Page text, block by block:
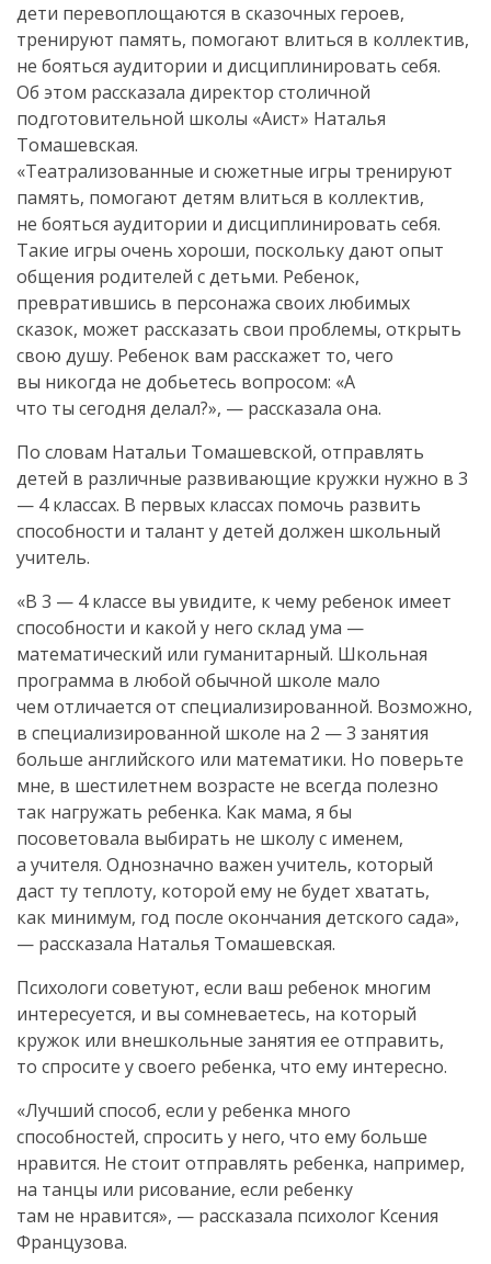
дети перевоплощаются в сказочных героев,
тренируют память, помогают влиться в коллектив,
не бояться аудитории и дисциплинировать себя.
Об этом рассказала директор столичной
подготовительной школы «Аист» Наталья
Томашевская.
«Театрализованные и сюжетные игры тренируют
память, помогают детям влиться в коллектив,
не бояться аудитории и дисциплинировать себя.
Такие игры очень хороши, поскольку дают опыт
общения родителей с детьми. Ребенок,
превратившись в персонажа своих любимых
сказок, может рассказать свои проблемы, открыть
свою душу. Ребенок вам расскажет то, чего
вы никогда не добьетесь вопросом: «А
что ты сегодня делал?», — рассказала она.
По словам Натальи Томашевской, отправлять
детей в различные развивающие кружки нужно в 3
— 4 классах. В первых классах помочь развить
способности и талант у детей должен школьный
учитель.
«В 3 — 4 классе вы увидите, к чему ребенок имеет
способности и какой у него склад ума —
математический или гуманитарный. Школьная
программа в любой обычной школе мало
чем отличается от специализированной. Возможно,
в специализированной школе на 2 — 3 занятия
больше английского или математики. Но поверьте
мне, в шестилетнем возрасте не всегда полезно
так нагружать ребенка. Как мама, я бы
посоветовала выбирать не школу с именем,
а учителя. Однозначно важен учитель, который
даст ту теплоту, которой ему не будет хватать,
как минимум, год после окончания детского сада»,
— рассказала Наталья Томашевская.
Психологи советуют, если ваш ребенок многим
интересуется, и вы сомневаетесь, на который
кружок или внешкольные занятия ее отправить,
то спросите у своего ребенка, что ему интересно.
«Лучший способ, если у ребенка много
способностей, спросить у него, что ему больше
нравится. Не стоит отправлять ребенка, например,
на танцы или рисование, если ребенку
там не нравится», — рассказала психолог Ксения
Французова.